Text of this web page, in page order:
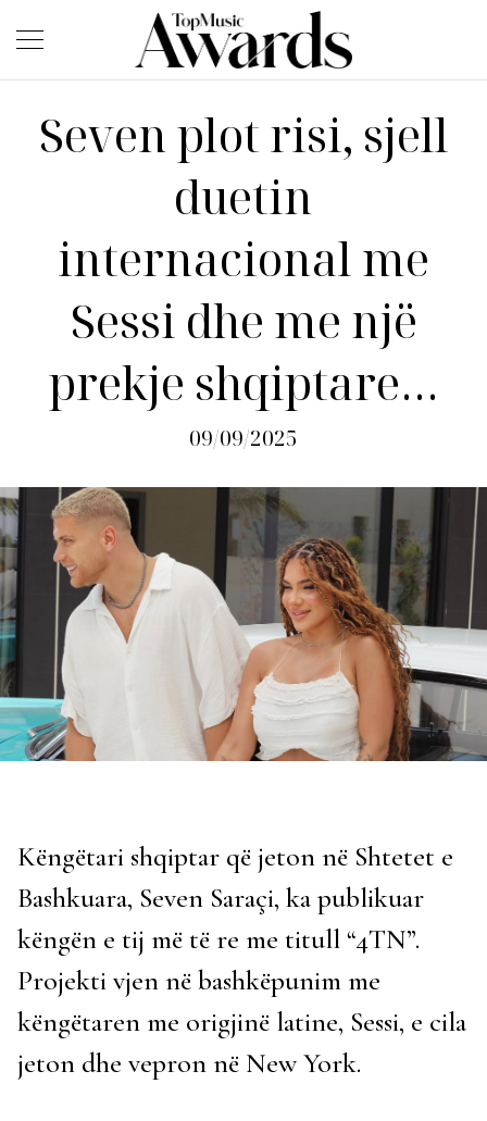
Seven plot risi, sjell
duetin
internacional me
Sessi dhe me një
prekje shqiptare…
09/09/2025
Këngëtari shqiptar që jeton në Shtetet e
Bashkuara, Seven Saraçi, ka publikuar
këngën e tij më të re me titull “4TN”.
Projekti vjen në bashkëpunim me
këngëtaren me origjinë latine, Sessi, e cila
jeton dhe vepron në New York.